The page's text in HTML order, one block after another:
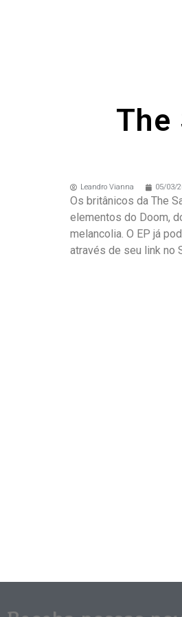
Leandro Vianna 05/03/
Os britânicos da The
elementos do Doom,
melancolia. O EP já
através de seu link no